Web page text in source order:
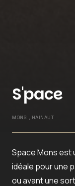
S'pace
MONS , HAINAUT
Space Monsest
idéale pour une
ou avant une